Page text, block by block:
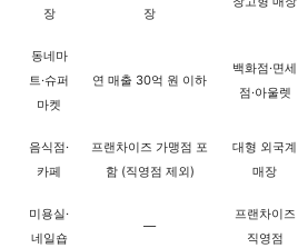
장 장
동네마
트·슈퍼
마켓
연 매출 30억 원 이하
백화점·면세
점·아울렛
음식점·
카페
프랜차이즈 가맹점 포
함 (직영점 제외)
대형 외국계
매장
미용실·
네일숍
—
프랜차이즈
직영점